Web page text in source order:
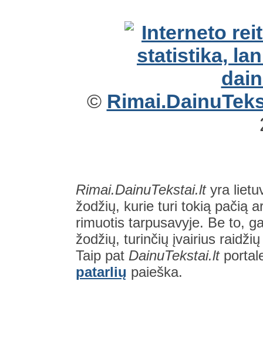
©
Rimai.DainuTekstai.ltyra
žodžių, kurie turi tokią pačią
rimuotis tarpusavyje. Be to,
žodžių, turinčių įvairius
Taip pat DainuTekstai.lt
patarlių paieška.